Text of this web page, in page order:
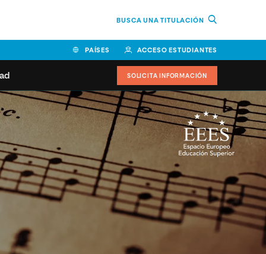
BUSCA UNA TITULACIÓN
PAÍSES
CANADÁ
COLOMBIA COSTA RICA
EL SALVADOR ESPAÑA
HONDURAS GUATEMALA
NICARAGUA PANAMÁ
PERÚ REPÚBLICA DOMINICANA
ACCESO ESTUDIANTES
estudiantes
SOLICITA INFORMACIÓN